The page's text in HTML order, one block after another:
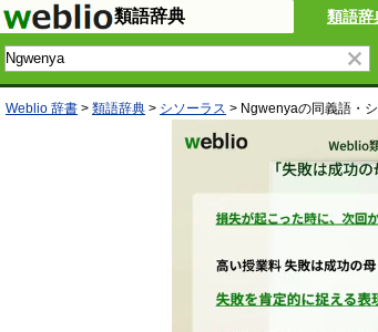
類語辞典 類語辞
Weblio 辞書 > 類語辞典 > シソーラス > Ngwenyaの同義語・